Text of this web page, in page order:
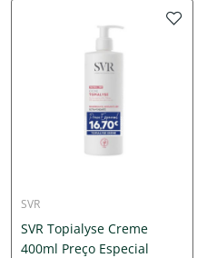
SVR
SVR Topialyse Creme
400ml Preço Especial